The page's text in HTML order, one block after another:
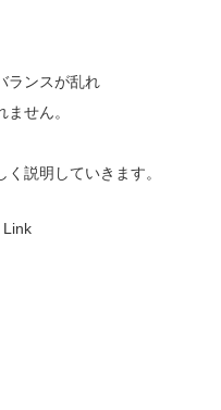
ランスが乱れ
せん。
く説明していきます。